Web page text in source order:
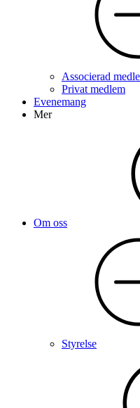
Associerad
Privat medlem
Evenemang
Mer
Om oss
Styrelse